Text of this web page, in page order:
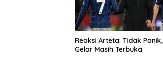
Reaksi Arteta: Tidak Panik,
Gelar Masih Terbuka